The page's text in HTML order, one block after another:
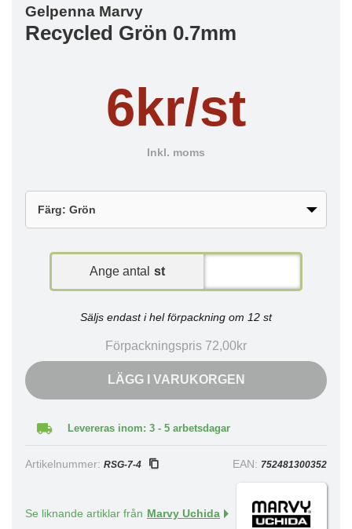
Gelpenna Marvy
Recycled Grön 0.7mm
6kr/st
Inkl. moms
Ange antal st
Säljs endast i hel förpackning om 12 st
Förpackningspris 72,00kr
LÄGG I VARUKORGEN
Levereras inom: 3 - 5 arbetsdagar
Artikelnummer: RSG-7-4 EAN: 752481300352
Se liknande artiklar från Marvy Uchida